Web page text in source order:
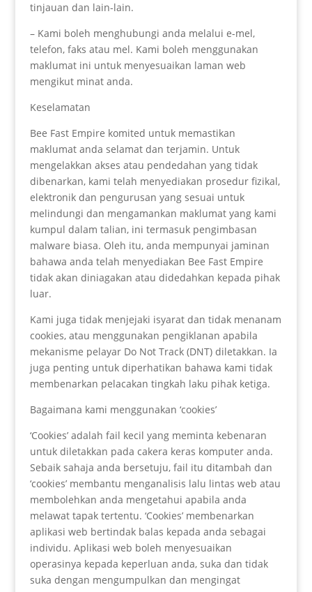
tinjauan dan lain-lain.
– Kami boleh menghubungi anda melalui e-mel,
telefon, faks atau mel. Kami boleh menggunakan
maklumat ini untuk menyesuaikan laman web
mengikut minat anda.
Keselamatan
Bee Fast Empire komited untuk memastikan
maklumat anda selamat dan terjamin. Untuk
mengelakkan akses atau pendedahan yang tidak
dibenarkan, kami telah menyediakan prosedur fizikal,
elektronik dan pengurusan yang sesuai untuk
melindungi dan mengamankan maklumat yang kami
kumpul dalam talian, ini termasuk pengimbasan
malware biasa. Oleh itu, anda mempunyai jaminan
bahawa anda telah menyediakan Bee Fast Empire
tidak akan diniagakan atau didedahkan kepada pihak
luar.
Kami juga tidak menjejaki isyarat dan tidak menanam
cookies, atau menggunakan pengiklanan apabila
mekanisme pelayar Do Not Track (DNT) diletakkan. Ia
juga penting untuk diperhatikan bahawa kami tidak
membenarkan pelacakan tingkah laku pihak ketiga.
Bagaimana kami menggunakan ‘cookies’
‘Cookies’ adalah fail kecil yang meminta kebenaran
untuk diletakkan pada cakera keras komputer anda.
Sebaik sahaja anda bersetuju, fail itu ditambah dan
‘cookies’ membantu menganalisis lalu lintas web atau
membolehkan anda mengetahui apabila anda
melawat tapak tertentu. ‘Cookies’ membenarkan
aplikasi web bertindak balas kepada anda sebagai
individu. Aplikasi web boleh menyesuaikan
operasinya kepada keperluan anda, suka dan tidak
suka dengan mengumpulkan dan mengingat